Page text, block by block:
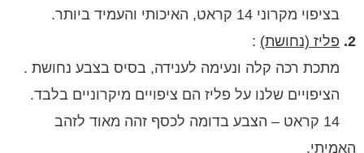
קראט, האיכותי והעמיד ביותר.
(נחושת):
רכה קלה ונעימה לענידה, בסיס בצבע נחושת .
שלנו על פליז הם ציפויים מיקרוניים בלבד.
קראט – הצבע בדומה לכסף זהה מאוד לזהב